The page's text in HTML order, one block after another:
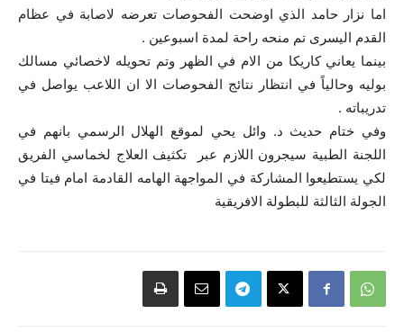
اما نزار حامد الذي اوضحت الفحوصات تعرضه لاصابة في عظام
القدم اليسرى تم منحه راحة لمدة اسبوعين .
بينما يعاني كاريكا من الام في الظهر وتم تحويله لاخصائي مسالك
بوليه وحالياً في انتظار نتائج الفحوصات الا ان اللاعب يواصل في
تدريباته .
وفي ختام حديث د. وائل يحي لموقع الهلال الرسمي بانهم في
اللجنة الطبية سيجرون اللازم عبر تكثيف العلاج لخماسي الفريق
لكي يستطيعوا المشاركة في المواجهة الهامه القادمة امام فيتا في
الجولة الثالثة للبطولة الافريقية